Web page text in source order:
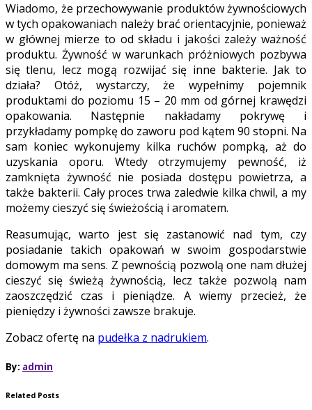
Wiadomo, że przechowywanie produktów żywnościowych
w tych opakowaniach należy brać orientacyjnie, ponieważ
w głównej mierze to od składu i jakości zależy ważność
produktu. Żywność w warunkach próżniowych pozbywa
się tlenu, lecz mogą rozwijać się inne bakterie. Jak to
działa? Otóż, wystarczy, że wypełnimy pojemnik
produktami do poziomu 15 – 20 mm od górnej krawędzi
opakowania. Następnie nakładamy pokrywę i
przykładamy pompkę do zaworu pod kątem 90 stopni. Na
sam koniec wykonujemy kilka ruchów pompką, aż do
uzyskania oporu. Wtedy otrzymujemy pewność, iż
zamknięta żywność nie posiada dostępu powietrza, a
także bakterii. Cały proces trwa zaledwie kilka chwil, a my
możemy cieszyć się świeżością i aromatem.
Reasumując, warto jest się zastanowić nad tym, czy
posiadanie takich opakowań w swoim gospodarstwie
domowym ma sens. Z pewnością pozwolą one nam dłużej
cieszyć się świeżą żywnością, lecz także pozwolą nam
zaoszczędzić czas i pieniądze. A wiemy przecież, że
pieniędzy i żywności zawsze brakuje.
Zobacz ofertę na pudełka z nadrukiem.
By: admin
Related Posts